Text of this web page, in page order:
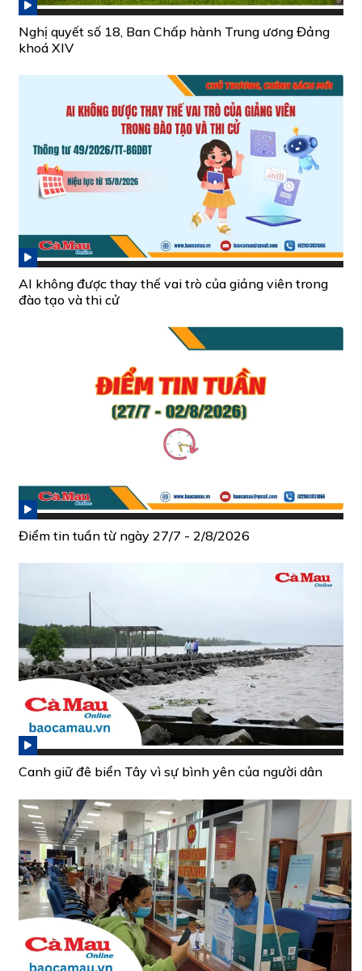
Nghị quyết số 18, Ban Chấp hành Trung ương Đảng
khoá XIV
AI không được thay thế vai trò của giảng viên trong
đào tạo và thi cử
Điểm tin tuần từ ngày 27/7 - 2/8/2026
Canh giữ đê biển Tây vì sự bình yên của người dân